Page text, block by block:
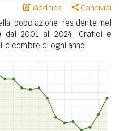
Modifica Condividi
popolazione residente nel
dal 2001 al 2024. Grafici e
dicembre di ogni anno.